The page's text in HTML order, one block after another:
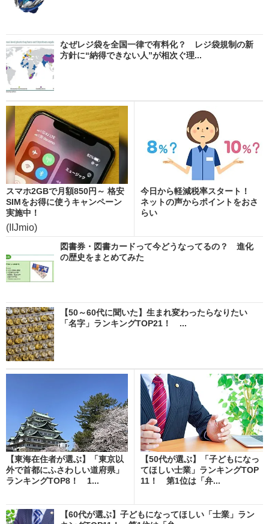
なぜレジ袋を全国一律で有料化？ レジ袋規制の新
方針に“納得できない人”が相次ぐ理...
スマホ2GBで月額850円～ 格安
SIMをお得に使うキャンペーン
実施中！
(IIJmio)
今日から軽減税率スタート！
ネットの声からポイントをおさ
らい
図書券・図書カードって今どうなってるの？ 進化
の歴史をまとめてみた
【50～60代に聞いた】生まれ変わったらなりたい
「名字」ランキングTOP21！ ...
【東海在住者が選ぶ】「東京以
外で首都にふさわしい道府県」
ランキングTOP8！ 1...
【50代が選ぶ】「子どもになっ
てほしい士業」ランキングTOP
11！ 第1位は「弁...
【60代が選ぶ】子どもになってほしい「士業」ラン